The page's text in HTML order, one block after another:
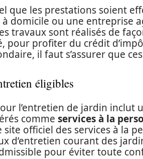
que les prestations soient
à domicile ou une entreprise
travaux sont réalisés de
pour profiter du crédit
il faut s’assurer que
éligibles
l’entretien de jardin inclut
comme services à la
site officiel des services à la
d’entretien courant des
pour éviter toute